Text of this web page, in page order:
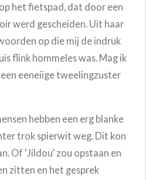
het fietspad, dat door een
werd gescheiden. Uit haar
op die mij de indruk
flink hommeles was. Mag ik
eeneiige tweelingzuster
hebben een erg blanke
trok spierwit weg. Dit kon
Of ‘Jildou’ zou opstaan en
zitten en het gesprek